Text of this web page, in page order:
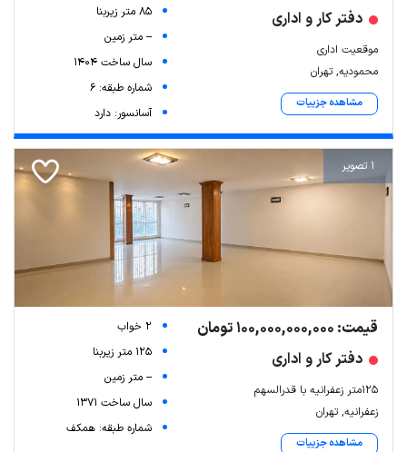
دفتر کار و اداری
موقعیت اداری
محمودیه, تهران
مشاهده جزییات
85 متر زیربنا
-- متر زمین
سال ساخت 1404
شماره طبقه: 6
آسانسور: دارد
1 تصویر
قیمت: 100,000,000,000 تومان
دفتر کار و اداری
۱۲۵متر زعفرانیه با قدرالسهم
زعفرانیه, تهران
مشاهده جزییات
2 خواب
125 متر زیربنا
-- متر زمین
سال ساخت 1371
شماره طبقه: همکف